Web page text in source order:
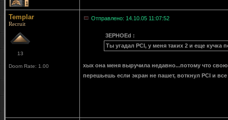
1
Templar
Recruit
13
Doom Rate: 1.00
Отправлено: 14.10.05 11:07:52
3EPHOEd :
Ты угадал PCI, у меня таких 2 и еще кучка
хых она меня выручила недавно...потому что
перешьешь если экран не пашет, воткнул PCI и